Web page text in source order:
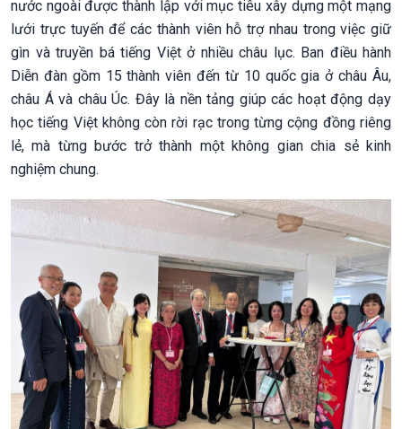
nước ngoài được thành lập với mục tiêu xây dựng một mạng
lưới trực tuyến để các thành viên hỗ trợ nhau trong việc giữ
gìn và truyền bá tiếng Việt ở nhiều châu lục. Ban điều hành
Diễn đàn gồm 15 thành viên đến từ 10 quốc gia ở châu Âu,
châu Á và châu Úc. Đây là nền tảng giúp các hoạt động dạy
học tiếng Việt không còn rời rạc trong từng cộng đồng riêng
lẻ, mà từng bước trở thành một không gian chia sẻ kinh
nghiệm chung.